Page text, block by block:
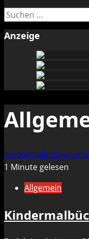
Suchen
Anzeige
Kindermalbücher
1 Minute gelesen
Allgemein